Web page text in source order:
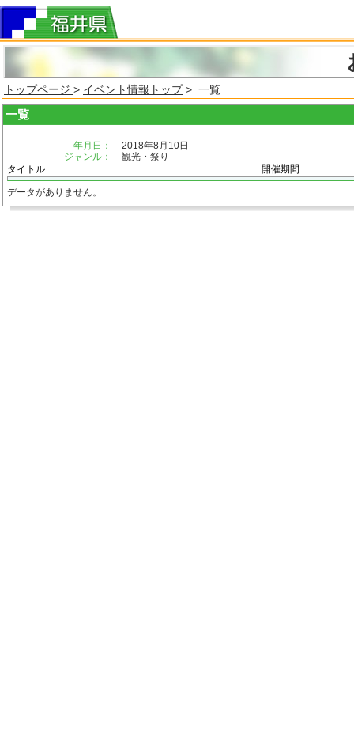
トップページ > イベント情報トップ> 一覧
一覧
年月日：
2018年8月10日
ジャンル：
観光・祭り
タイトル
開催期間
データがありません。